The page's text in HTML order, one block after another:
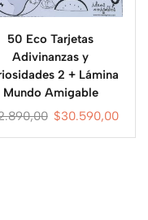
50 Eco Tarjetas
Adivinanzas y
2 + Lámina
Mundo Amigable
$30.590,00